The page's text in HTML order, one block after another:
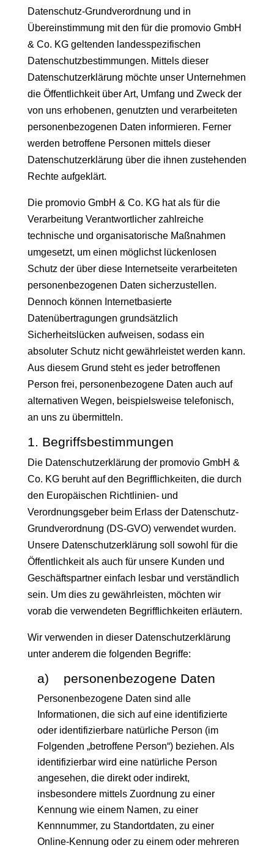
Datenschutz-Grundverordnung und in
Übereinstimmung mit den für die promovio GmbH
& Co. KG geltenden landesspezifischen
Datenschutzbestimmungen. Mittels dieser
Datenschutzerklärung möchte unser Unternehmen
die Öffentlichkeit über Art, Umfang und Zweck der
von uns erhobenen, genutzten und verarbeiteten
personenbezogenen Daten informieren. Ferner
werden betroffene Personen mittels dieser
Datenschutzerklärung über die ihnen zustehenden
Rechte aufgeklärt.
Die promovio GmbH & Co. KG hat als für die
Verarbeitung Verantwortlicher zahlreiche
technische und organisatorische Maßnahmen
umgesetzt, um einen möglichst lückenlosen
Schutz der über diese Internetseite verarbeiteten
personenbezogenen Daten sicherzustellen.
Dennoch können Internetbasierte
Datenübertragungen grundsätzlich
Sicherheitslücken aufweisen, sodass ein
absoluter Schutz nicht gewährleistet werden kann.
Aus diesem Grund steht es jeder betroffenen
Person frei, personenbezogene Daten auch auf
alternativen Wegen, beispielsweise telefonisch,
an uns zu übermitteln.
1. Begriffsbestimmungen
Die Datenschutzerklärung der promovio GmbH &
Co. KG beruht auf den Begrifflichkeiten, die durch
den Europäischen Richtlinien- und
Verordnungsgeber beim Erlass der Datenschutz-
Grundverordnung (DS-GVO) verwendet wurden.
Unsere Datenschutzerklärung soll sowohl für die
Öffentlichkeit als auch für unsere Kunden und
Geschäftspartner einfach lesbar und verständlich
sein. Um dies zu gewährleisten, möchten wir
vorab die verwendeten Begrifflichkeiten erläutern.
Wir verwenden in dieser Datenschutzerklärung
unter anderem die folgenden Begriffe:
a) personenbezogene Daten
Personenbezogene Daten sind alle
Informationen, die sich auf eine identifizierte
oder identifizierbare natürliche Person (im
Folgenden „betroffene Person“) beziehen. Als
identifizierbar wird eine natürliche Person
angesehen, die direkt oder indirekt,
insbesondere mittels Zuordnung zu einer
Kennung wie einem Namen, zu einer
Kennnummer, zu Standortdaten, zu einer
Online-Kennung oder zu einem oder mehreren